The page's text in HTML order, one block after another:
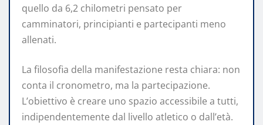
quello da 6,2 chilometri pensato per
camminatori, principianti e partecipanti meno
allenati.
La filosofia della manifestazione resta chiara: non
conta il cronometro, ma la partecipazione.
L’obiettivo è creare uno spazio accessibile a tutti,
indipendentemente dal livello atletico o dall’età.